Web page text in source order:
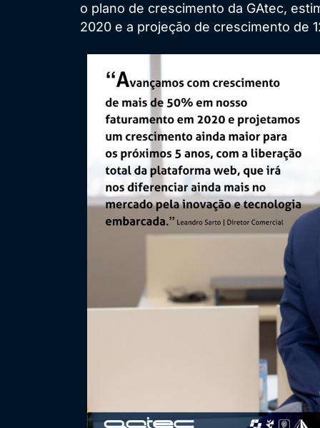
o plano de crescimento da GAtec,
2020 e a projeção de crescimento de